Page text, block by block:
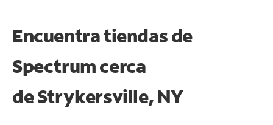
Encuentra tiendas de
Spectrum cerca
deStrykersville, NY